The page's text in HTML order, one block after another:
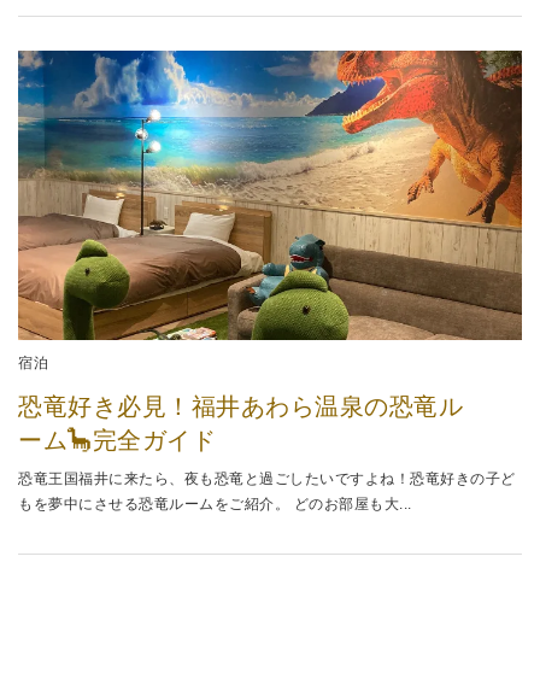
宿泊
恐竜好き必見！福井あわら温泉の恐竜ル
ーム🦕完全ガイド
恐竜王国福井に来たら、夜も恐竜と過ごしたいですよね！恐竜好きの子ど
もを夢中にさせる恐竜ルームをご紹介。 どのお部屋も大...